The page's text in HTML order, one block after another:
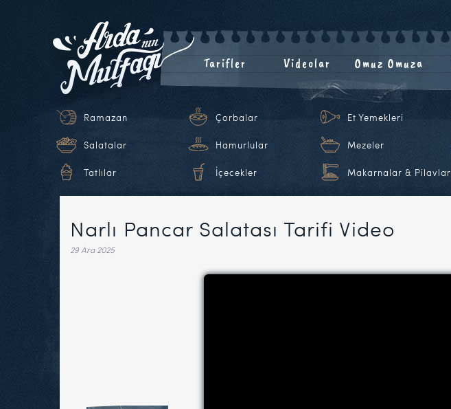
Tarifler Videolar Omuz Omuza
Ramazan Çorbalar Et Yemekleri
Salatalar Hamurlular Mezeler
Tatlılar İçecekler Makarnalar & Pilavlar
Narlı Pancar Salatası Tarifi Video
29 Ara 2025